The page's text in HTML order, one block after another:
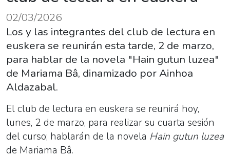
02/03/2026
Los y las integrantes del club de lectura en
euskera se reunirán esta tarde, 2 de marzo,
para hablar de la novela "Hain gutun luzea"
de Mariama Bâ, dinamizado por Ainhoa
Aldazabal.
El club de lectura en euskera se reunirá hoy,
lunes, 2 de marzo, para realizar su cuarta sesión
del curso; hablarán de la novela Hain gutun luzea
de Mariama Bâ.